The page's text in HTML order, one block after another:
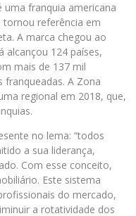
uma franquia americana
tornou referência em
A marca chegou ao
alcançou 124 países,
mais de 137 mil
franqueadas. A Zona
regional em 2018, que,
no lema: “todos
a sua liderança,
Com esse conceito,
Este sistema
do mercado,
a rotatividade dos